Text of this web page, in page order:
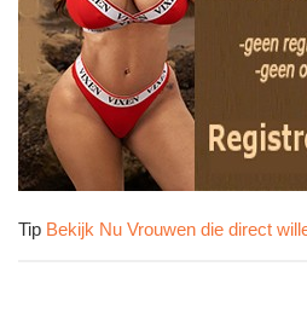
Tip Bekijk Nu Vrouwen die direct